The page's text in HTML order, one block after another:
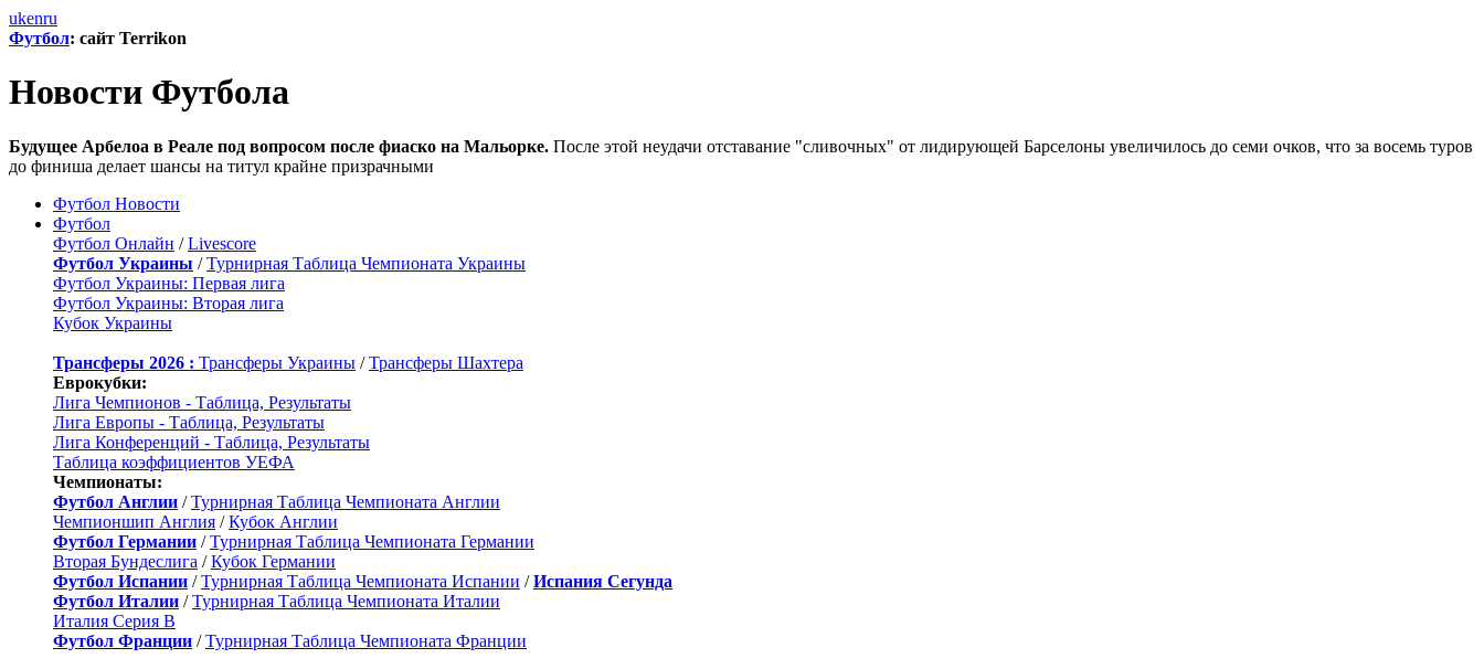
ukenru
Футбол: сайт Terrikon
Новости Футбола
Будущее Арбелоа в Реале под вопросом после фиаско на Мальорке. После этой неудачи отставание "сливочных" от лидирующей Барселоны увеличилось до семи очков, что за восемь туров
до финиша делает шансы на титул крайне призрачными
Футбол Новости
Футбол
Футбол Онлайн /Livescore
Футбол Украины /Турнирная Таблица Чемпионата Украины
Футбол Украины: Первая лига
Футбол Украины: Вторая лига
Кубок Украины
Трансферы 2026 : Трансферы Украины /Трансферы Шахтера
Еврокубки:
Лига Чемпионов - Таблица, Результаты
Лига Европы - Таблица, Результаты
Лига Конференций - Таблица, Результаты
Таблица коэффициентов УЕФА
Чемпионаты:
Футбол Англии /Турнирная Таблица Чемпионата Англии
Чемпионшип Англия /Кубок Англии
Футбол Германии /Турнирная Таблица Чемпионата Германии
Вторая Бундеслига /Кубок Германии
Футбол Испании /Турнирная Таблица Чемпионата Испании /Испания Сегунда
Футбол Италии /Турнирная Таблица Чемпионата Италии
Италия Серия B
Футбол Франции /Турнирная Таблица Чемпионата Франции